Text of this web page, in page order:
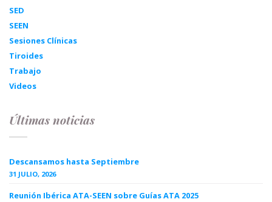
SED
SEEN
Sesiones Clínicas
Tiroides
Trabajo
Videos
Últimas noticias
Descansamos hasta Septiembre
31 JULIO, 2026
Reunión Ibérica ATA-SEEN sobre Guías ATA 2025